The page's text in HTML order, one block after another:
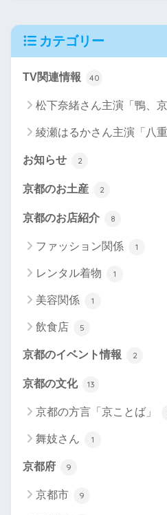
カテゴリー
TV関連情報 40
松下奈緒さん主演「鴨、
綾瀬はるかさん主演「八
お知らせ 2
京都のお土産 2
京都のお店紹介 8
ファッション関係 1
レンタル着物 1
美容関係 1
飲食店 5
京都のイベント情報 2
京都の文化 13
京都の方言「京ことば」
舞妓さん 1
京都府 9
京都市 9